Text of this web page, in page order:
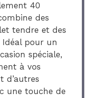
40
des
tendre et des
Idéal pour un
spéciale,
à vos
d’autres
une touche de